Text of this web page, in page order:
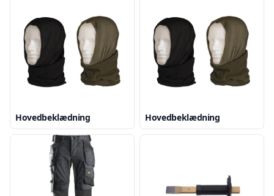
Hovedbeklædning Hovedbeklædning